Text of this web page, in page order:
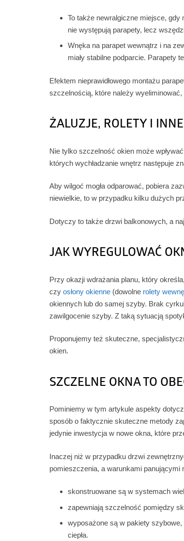
To także newralgiczne miejsce, gdy
nie występują parapety, lecz
Wnęka na parapet wewnątrz i na
miały stabilne podparcie. Parapety
Efektem nieprawidłowego montażu
szczelnością, które należy wyeliminować,
ŻALUZJE, ROLETY I
Nie tylko szczelność okien może
których wychładzanie wnętrz następuje
Aby wilgoć mogła odparować, pobiera
niewielkie, to w przypadku kilku dużych
Dotyczy to także drzwi balkonowych, a
JAK WYREGULOWAĆ
Przy okazji wdrażania planu, który określa,
czy osłony okienne (dowolne rolety
okiennych lub do samej szyby. Brak
zawilgocenie szyby. Z taką sytuacją
Proponujemy też skuteczne,
okien.
SZCZELNE OKNA TO
Pominiemy w tym artykule aspekty
sposób o faktycznie skuteczne metody
jedynie inwestycja w nowe okna, które
Inaczej niż w przypadku drzwi
pomieszczenia, a warunkami panującymi
skonstruowane są w systemach
zapewniają szczelność pomiędzy
wyposażone są w pakiety szybowe,
ciepła.